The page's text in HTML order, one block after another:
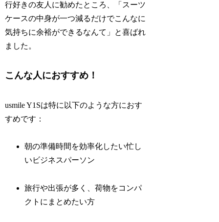
行好きの友人に勧めたところ、「スーツ
ケースの中身が一つ減るだけでこんなに
気持ちに余裕ができるなんて」と喜ばれ
ました。
こんな人におすすめ！
usmile Y1Sは特に以下のような方におす
すめです：
朝の準備時間を効率化したい忙し
いビジネスパーソン
旅行や出張が多く、荷物をコンパ
クトにまとめたい方